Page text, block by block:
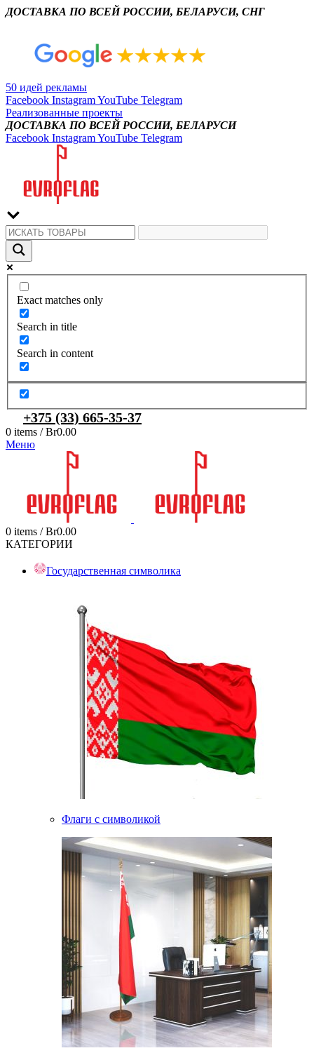
ДОСТАВКА ПО ВСЕЙ РОССИИ, БЕЛАРУСИ, СНГ
50 идей рекламы
Facebook InstagramYouTube Telegram
Реализованные проекты
ДОСТАВКА ПО ВСЕЙ РОССИИ, БЕЛАРУСИ
Facebook InstagramYouTube Telegram
Exact matches only
Search in title
Search in content
+375 (33) 665-35-37
0 items / Br0.00
Меню
0 items / Br0.00
КАТЕГОРИИ
Государственная символика
Флаги с символикой